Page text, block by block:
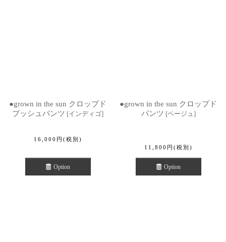
●grown in the sun クロップド
ブッシュパンツ [インディゴ]
16,000 円 (税別)
Option
●grown in the sun クロップド
パンツ [ベージュ]
11,800 円 (税別)
Option